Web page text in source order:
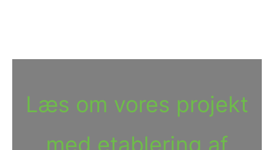
Læs om vores projekt
med etablering af